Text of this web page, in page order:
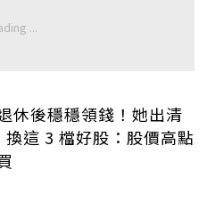
休後穩穩領錢！她出清
換這 3 檔好股：股價高點